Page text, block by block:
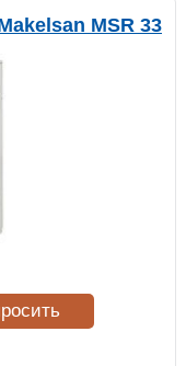
MSR 33